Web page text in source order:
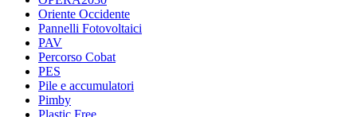
Oriente Occidente
Pannelli Fotovoltaici
PAV
Percorso Cobat
PES
Pile e accumulatori
Pimby
Plastic Free